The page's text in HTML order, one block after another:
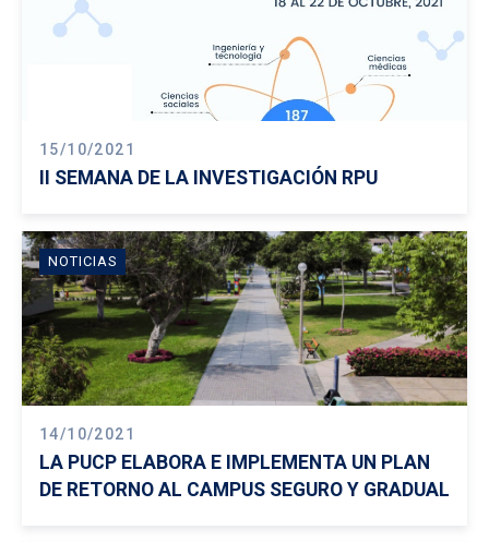
15/10/2021
II SEMANA DE LA INVESTIGACIÓN RPU
NOTICIAS
14/10/2021
LA PUCP ELABORA E IMPLEMENTA UN PLAN
DE RETORNO AL CAMPUS SEGURO Y GRADUAL